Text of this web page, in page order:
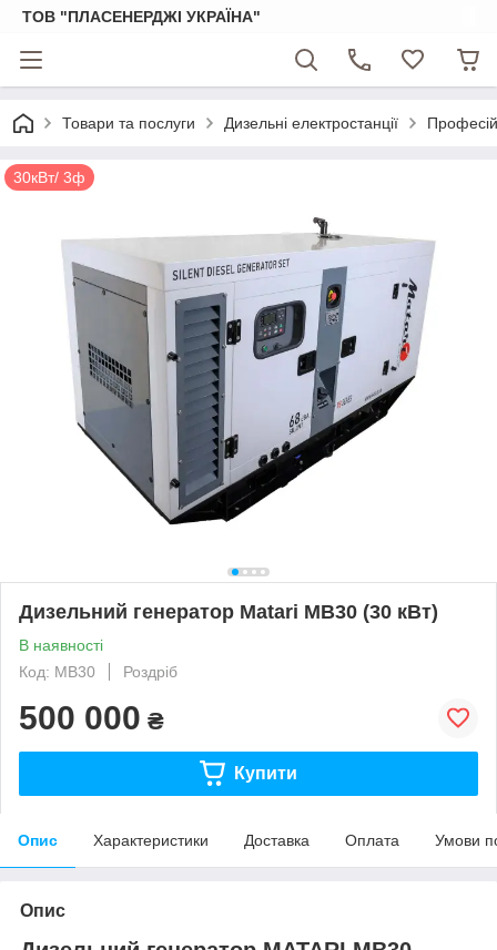
ТОВ "ПЛАСЕНЕРДЖІ УКРАЇНА"
Товари та послуги Дизельні електростанції
30кВт/ 3ф
Дизельний генератор Matari MB30 (30 кВт)
В наявності
Код: MB30
Роздріб
500 000 ₴
Купити
Опис Характеристики Доставка Оплата Умови
Опис